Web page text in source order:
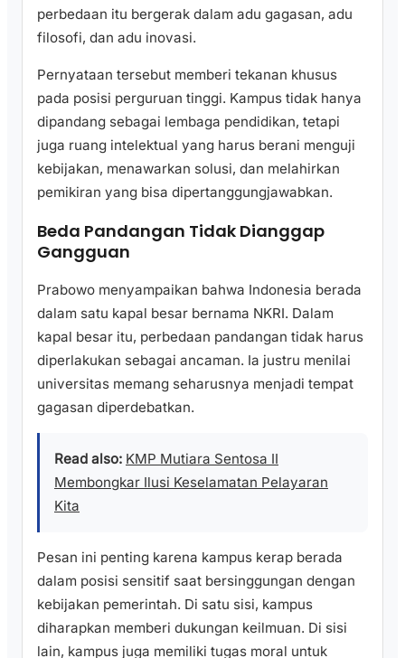
perbedaan itu bergerak dalam adu gagasan, adu
filosofi, dan adu inovasi.
Pernyataan tersebut memberi tekanan khusus
pada posisi perguruan tinggi. Kampus tidak hanya
dipandang sebagai lembaga pendidikan, tetapi
juga ruang intelektual yang harus berani menguji
kebijakan, menawarkan solusi, dan melahirkan
pemikiran yang bisa dipertanggungjawabkan.
Beda Pandangan Tidak Dianggap
Gangguan
Prabowo menyampaikan bahwa Indonesia berada
dalam satu kapal besar bernama NKRI. Dalam
kapal besar itu, perbedaan pandangan tidak harus
diperlakukan sebagai ancaman. Ia justru menilai
universitas memang seharusnya menjadi tempat
gagasan diperdebatkan.
Read also: KMP Mutiara Sentosa II
Membongkar Ilusi Keselamatan Pelayaran
Kita
Pesan ini penting karena kampus kerap berada
dalam posisi sensitif saat bersinggungan dengan
kebijakan pemerintah. Di satu sisi, kampus
diharapkan memberi dukungan keilmuan. Di sisi
lain, kampus juga memiliki tugas moral untuk